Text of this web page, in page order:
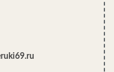
бетонируем.
отстойник с